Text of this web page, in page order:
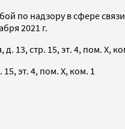
по надзору в сфере
2021 г.
13, стр. 15, эт. 4, пом. X,
эт. 4, пом. X, ком. 1